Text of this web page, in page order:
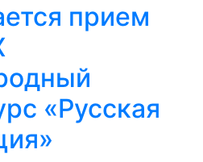
прием
«Русская